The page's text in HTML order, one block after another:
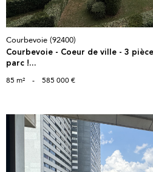
Courbevoie (92400)
Courbevoie - Coeur de ville - 3
parc !...
85 m² - 585 000 €